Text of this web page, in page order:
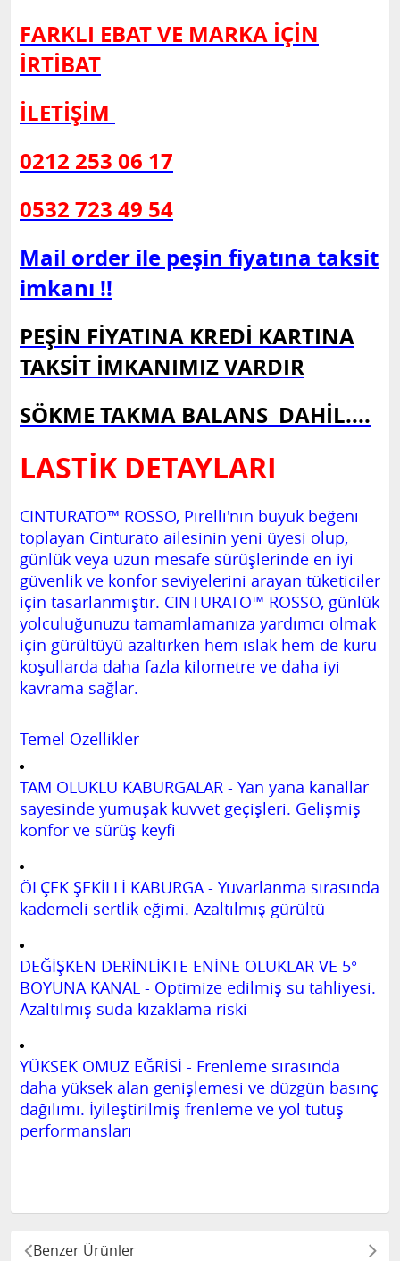
FARKLI EBAT VE MARKA İÇİN
İRTİBAT
İLETİŞİM
0212 253 06 17
0532 723 49 54
Mail order ile peşin fiyatına taksit
imkanı !!
PEŞİN FİYATINA KREDİ KARTINA
TAKSİT İMKANIMIZ VARDIR
SÖKME TAKMA BALANS DAHİL....
LASTİK DETAYLARI
CINTURATO™ ROSSO, Pirelli'nin büyük beğeni
toplayan Cinturato ailesinin yeni üyesi olup,
günlük veya uzun mesafe sürüşlerinde en iyi
güvenlik ve konfor seviyelerini arayan tüketiciler
için tasarlanmıştır. CINTURATO™ ROSSO, günlük
yolculuğunuzu tamamlamanıza yardımcı olmak
için gürültüyü azaltırken hem ıslak hem de kuru
koşullarda daha fazla kilometre ve daha iyi
kavrama sağlar.
Temel Özellikler
TAM OLUKLU KABURGALAR - Yan yana kanallar
sayesinde yumuşak kuvvet geçişleri. Gelişmiş
konfor ve sürüş keyfi
ÖLÇEK ŞEKİLLİ KABURGA - Yuvarlanma sırasında
kademeli sertlik eğimi. Azaltılmış gürültü
DEĞİŞKEN DERİNLİKTE ENİNE OLUKLAR VE 5°
BOYUNA KANAL - Optimize edilmiş su tahliyesi.
Azaltılmış suda kızaklama riski
YÜKSEK OMUZ EĞRİSİ - Frenleme sırasında
daha yüksek alan genişlemesi ve düzgün basınç
dağılımı. İyileştirilmiş frenleme ve yol tutuş
performansları
Benzer Ürünler